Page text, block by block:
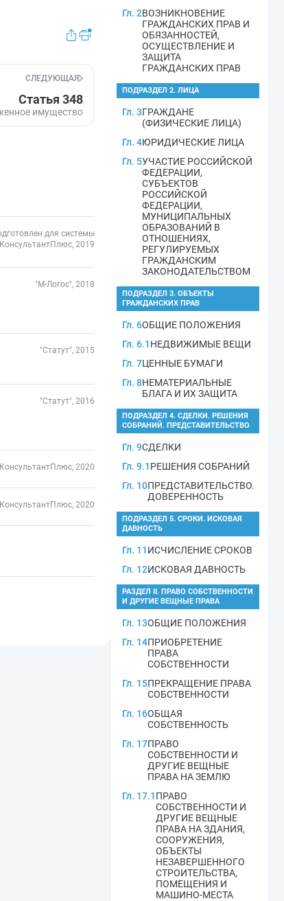
СЛЕДУЮЩАЯ
Статья 348
имущество
для системы
КонсультантПлюс, 2019
"М-Логос", 2018
"Статут", 2015
"Статут", 2016
КонсультантПлюс, 2020
КонсультантПлюс, 2020
Гл. 2ВОЗНИКНОВЕНИЕ
ГРАЖДАНСКИХ ПРАВ И
ОБЯЗАННОСТЕЙ,
ОСУЩЕСТВЛЕНИЕ И
ЗАЩИТА
ГРАЖДАНСКИХ ПРАВ
ПОДРАЗДЕЛ 2. ЛИЦА
Гл. 3ГРАЖДАНЕ
(ФИЗИЧЕСКИЕ ЛИЦА)
Гл. 4ЮРИДИЧЕСКИЕ ЛИЦА
Гл. 5УЧАСТИЕ РОССИЙСКОЙ
ФЕДЕРАЦИИ,
СУБЪЕКТОВ
РОССИЙСКОЙ
ФЕДЕРАЦИИ,
МУНИЦИПАЛЬНЫХ
ОБРАЗОВАНИЙ В
ОТНОШЕНИЯХ,
РЕГУЛИРУЕМЫХ
ГРАЖДАНСКИМ
ЗАКОНОДАТЕЛЬСТВОМ
ПОДРАЗДЕЛ 3. ОБЪЕКТЫ
ГРАЖДАНСКИХ ПРАВ
Гл. 6ОБЩИЕ ПОЛОЖЕНИЯ
Гл. 6.1НЕДВИЖИМЫЕ ВЕЩИ
Гл. 7ЦЕННЫЕ БУМАГИ
Гл. 8НЕМАТЕРИАЛЬНЫЕ
БЛАГА И ИХ ЗАЩИТА
ПОДРАЗДЕЛ 4. СДЕЛКИ. РЕШЕНИЯ
СОБРАНИЙ. ПРЕДСТАВИТЕЛЬСТВО
Гл. 9СДЕЛКИ
Гл. 9.1РЕШЕНИЯ СОБРАНИЙ
Гл. 10ПРЕДСТАВИТЕЛЬСТВО.
ДОВЕРЕННОСТЬ
ПОДРАЗДЕЛ 5. СРОКИ. ИСКОВАЯ
ДАВНОСТЬ
Гл. 11ИСЧИСЛЕНИЕ СРОКОВ
Гл. 12ИСКОВАЯ ДАВНОСТЬ
РАЗДЕЛ II. ПРАВО СОБСТВЕННОСТИ
И ДРУГИЕ ВЕЩНЫЕ ПРАВА
Гл. 13ОБЩИЕ ПОЛОЖЕНИЯ
Гл. 14ПРИОБРЕТЕНИЕ
ПРАВА
СОБСТВЕННОСТИ
Гл. 15ПРЕКРАЩЕНИЕ ПРАВА
СОБСТВЕННОСТИ
Гл. 16ОБЩАЯ
СОБСТВЕННОСТЬ
Гл. 17ПРАВО
СОБСТВЕННОСТИ И
ДРУГИЕ ВЕЩНЫЕ
ПРАВА НА ЗЕМЛЮ
Гл. 17.1ПРАВО
СОБСТВЕННОСТИ И
ДРУГИЕ ВЕЩНЫЕ
ПРАВА НА ЗДАНИЯ,
СООРУЖЕНИЯ,
ОБЪЕКТЫ
НЕЗАВЕРШЕННОГО
СТРОИТЕЛЬСТВА,
ПОМЕЩЕНИЯ И
МАШИНО-МЕСТА